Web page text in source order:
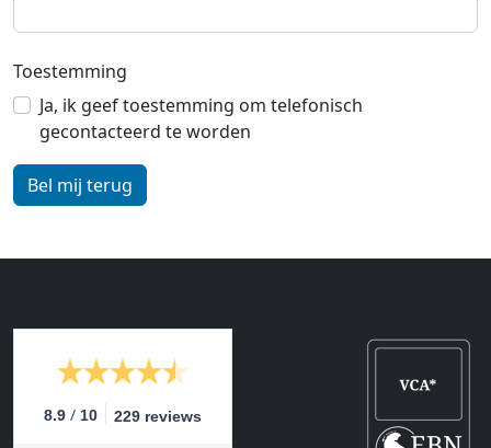
Toestemming
Ja, ik geef toestemming om telefonisch
gecontacteerd te worden
8.9 / 10 229 reviews